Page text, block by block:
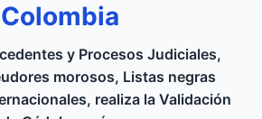
Colombia
y Procesos Judiciales,
morosos, Listas negras
realiza la Validación